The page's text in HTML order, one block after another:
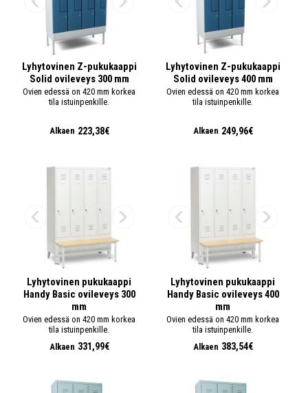
Lyhytovinen Z-pukukaappi
Solid ovileveys 300 mm
Ovien edessä on 420 mm korkea
tila istuinpenkille.
Alkaen 223,38€
Lyhytovinen Z-pukukaappi
Solid ovileveys 400 mm
Ovien edessä on 420 mm korkea
tila istuinpenkille.
Alkaen 249,96€
Lyhytovinen pukukaappi
Handy Basic ovileveys 300
mm
Ovien edessä on 420 mm korkea
tila istuinpenkille.
Alkaen 331,99€
Lyhytovinen pukukaappi
Handy Basic ovileveys 400
mm
Ovien edessä on 420 mm korkea
tila istuinpenkille.
Alkaen 383,54€